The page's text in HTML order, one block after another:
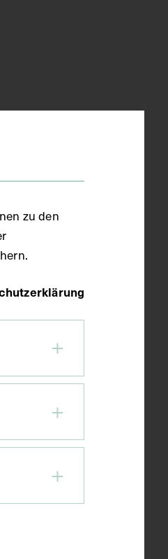
zu den